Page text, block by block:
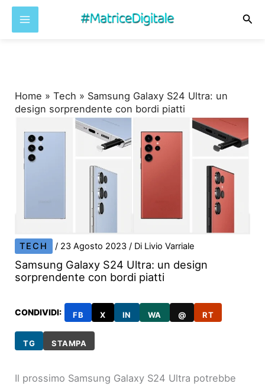
Home »Tech » Samsung Galaxy S24 Ultra: un
design sorprendente con bordi piatti
TECH / 23 Agosto 2023/ Di Livio Varriale
Samsung Galaxy S24 Ultra: un design
sorprendente con bordi piatti
CONDIVIDI: FB X IN WA @ RT
TG STAMPA
Il prossimo Samsung Galaxy S24 Ultra potrebbe